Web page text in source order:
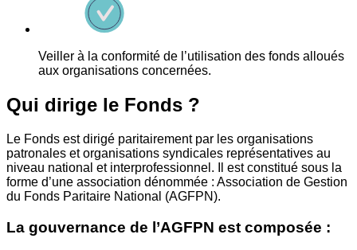
Veiller à la conformité de l’utilisation des fonds alloués
aux organisations concernées.
Qui dirige le Fonds ?
Le Fonds est dirigé paritairement par les organisations
patronales et organisations syndicales représentatives au
niveau national et interprofessionnel. Il est constitué sous la
forme d’une association dénommée : Association de Gestion
du Fonds Paritaire National (AGFPN).
La gouvernance de l’AGFPN est composée :